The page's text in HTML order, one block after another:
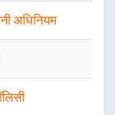
अधिनियम